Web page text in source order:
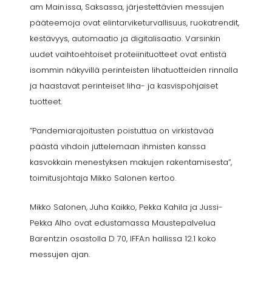
am Main:issa, Saksassa, järjestettävien messujen
pääteemoja ovat elintarviketurvallisuus, ruokatrendit,
kestävyys, automaatio ja digitalisaatio. Varsinkin
uudet vaihtoehtoiset proteiinituotteet ovat entistä
isommin näkyvillä perinteisten lihatuotteiden rinnalla
ja haastavat perinteiset liha- ja kasvispohjaiset
tuotteet.
”Pandemiarajoitusten poistuttua on virkistävää
päästä vihdoin juttelemaan ihmisten kanssa
kasvokkain menestyksen makujen rakentamisesta”,
toimitusjohtaja Mikko Salonen kertoo.
Mikko Salonen, Juha Kaikko, Pekka Kahila ja Jussi-
Pekka Alho ovat edustamassa Maustepalvelua
Barentz:in osastolla D 70, IFFA:n hallissa 12.1 koko
messujen ajan.